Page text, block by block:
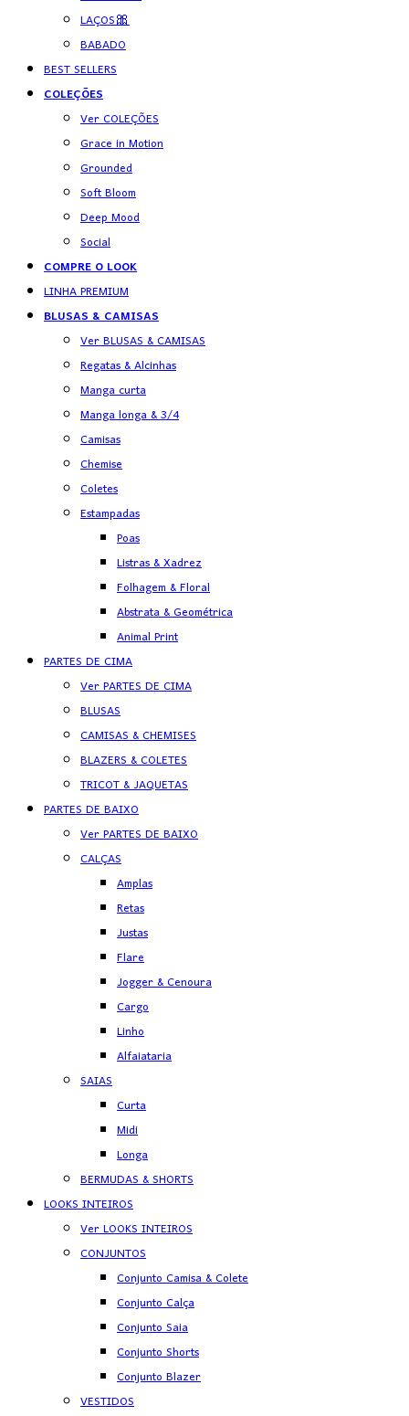
LAÇOS🎀
BABADO
BEST SELLERS
COLEÇÕES
Ver COLEÇÕES
Grace in Motion
Grounded
Soft Bloom
Deep Mood
Social
COMPRE O LOOK
LINHA PREMIUM
BLUSAS & CAMISAS
Ver BLUSAS & CAMISAS
Regatas & Alcinhas
Manga curta
Manga longa & 3/4
Camisas
Chemise
Coletes
Estampadas
Poas
Listras & Xadrez
Folhagem & Floral
Abstrata & Geométrica
Animal Print
PARTES DE CIMA
Ver PARTES DE CIMA
BLUSAS
CAMISAS & CHEMISES
BLAZERS & COLETES
TRICOT & JAQUETAS
PARTES DE BAIXO
Ver PARTES DE BAIXO
CALÇAS
Amplas
Retas
Justas
Flare
Jogger & Cenoura
Cargo
Linho
Alfaiataria
SAIAS
Curta
Midi
Longa
BERMUDAS & SHORTS
LOOKS INTEIROS
Ver LOOKS INTEIROS
CONJUNTOS
Conjunto Camisa & Colete
Conjunto Calça
Conjunto Saia
Conjunto Shorts
Conjunto Blazer
VESTIDOS